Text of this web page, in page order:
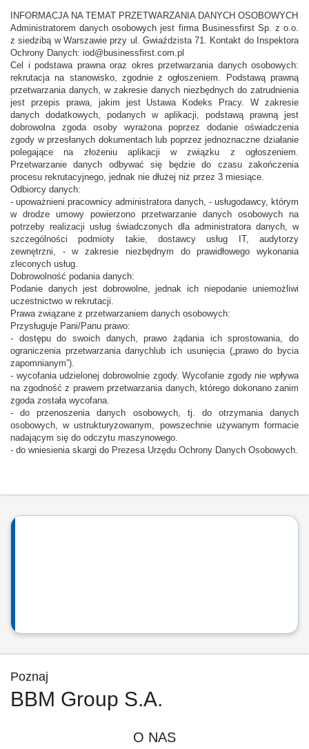
INFORMACJA NA TEMAT PRZETWARZANIA DANYCH OSOBOWYCH
Administratorem danych osobowych jest firma Businessfirst Sp. z o.o.
z siedzibą w Warszawie przy ul. Gwiaździsta 71. Kontakt do Inspektora
Ochrony Danych: iod@businessfirst.com.pl
Cel i podstawa prawna oraz okres przetwarzania danych osobowych:
rekrutacja na stanowisko, zgodnie z ogłoszeniem. Podstawą prawną
przetwarzania danych, w zakresie danych niezbędnych do zatrudnienia
jest przepis prawa, jakim jest Ustawa Kodeks Pracy. W zakresie
danych dodatkowych, podanych w aplikacji, podstawą prawną jest
dobrowolna zgoda osoby wyrażona poprzez dodanie oświadczenia
zgody w przesłanych dokumentach lub poprzez jednoznaczne działanie
polegające na złożeniu aplikacji w związku z ogłoszeniem.
Przetwarzanie danych odbywać się będzie do czasu zakończenia
procesu rekrutacyjnego, jednak nie dłużej niż przez 3 miesiące.
Odbiorcy danych:
- upoważnieni pracownicy administratora danych, - usługodawcy, którym
w drodze umowy powierzono przetwarzanie danych osobowych na
potrzeby realizacji usług świadczonych dla administratora danych, w
szczególności podmioty takie, dostawcy usług IT, audytorzy
zewnętrzni, - w zakresie niezbędnym do prawidłowego wykonania
zleconych usług.
Dobrowolność podania danych:
Podanie danych jest dobrowolne, jednak ich niepodanie uniemożliwi
uczestnictwo w rekrutacji.
Prawa związane z przetwarzaniem danych osobowych:
Przysługuje Pani/Panu prawo:
- dostępu do swoich danych, prawo żądania ich sprostowania, do
ograniczenia przetwarzania danychlub ich usunięcia („prawo do bycia
zapomnianym”).
- wycofania udzielonej dobrowolnie zgody. Wycofanie zgody nie wpływa
na zgodność z prawem przetwarzania danych, którego dokonano zanim
zgoda została wycofana.
- do przenoszenia danych osobowych, tj. do otrzymania danych
osobowych, w ustrukturyzowanym, powszechnie używanym formacie
nadającym się do odczytu maszynowego.
- do wniesienia skargi do Prezesa Urzędu Ochrony Danych Osobowych.
Poznaj
BBM Group S.A.
O NAS